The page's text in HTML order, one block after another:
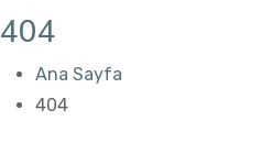
404
Ana Sayfa
404